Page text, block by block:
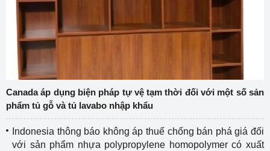
Canada áp dụng biện pháp tự vệ tạm thời đối với một số sản
phẩm tủ gỗ và tủ lavabo nhập khẩu
Indonesia thông báo không áp thuế chống bán phá giá đối
với sản phẩm nhựa polypropylene homopolymer có xuất